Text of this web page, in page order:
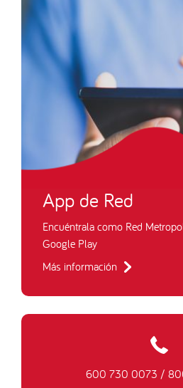
App de Red
Encuéntrala como Red
Google Play
Más información
600 730 0073 /